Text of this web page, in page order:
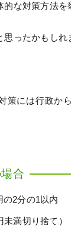
な対策方法を
ったかもしれ
策には行政か
合
2分の1以内
未満切り捨て）